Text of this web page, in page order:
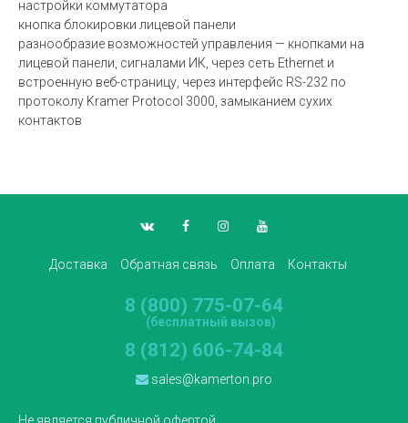
настройки коммутатора
кнопка блокировки лицевой панели
разнообразие возможностей управления — кнопками на
лицевой панели, сигналами ИК, через сеть Ethernet и
встроенную веб-страницу, через интерфейс RS-232 по
протоколу Kramer Protocol 3000, замыканием сухих
контактов
Доставка Обратная связь Оплата Контакты
8 (800) 775-07-64
(бесплатный вызов)
8 (812) 606-74-84
sales@kamerton.pro